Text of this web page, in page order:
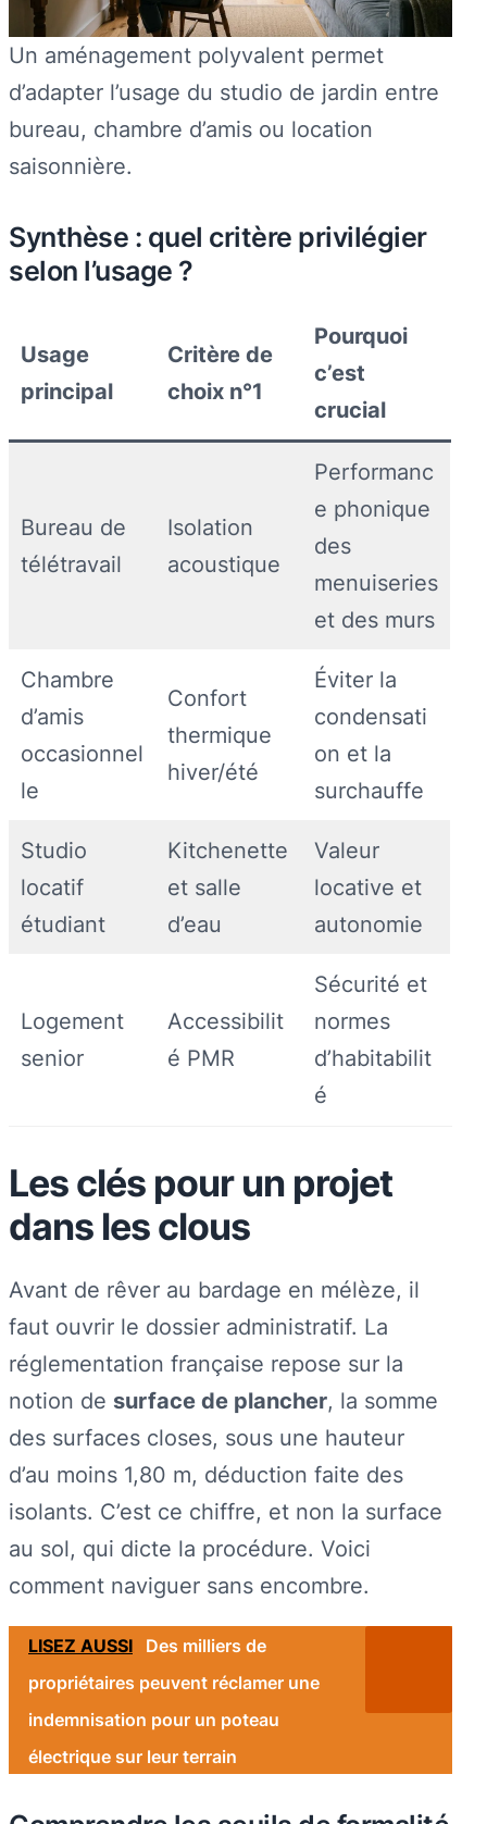
Un aménagement polyvalent permet
d’adapter l’usage du studio de jardin entre
bureau, chambre d’amis ou location
saisonnière.
Synthèse : quel critère privilégier
selon l’usage ?
Usage
principal
Critère de
choix n°1
Pourquoi
c’est
crucial
Bureau de
télétravail
Isolation
acoustique
Performanc
e phonique
des
menuiseries
et des murs
Chambre
d’amis
occasionnel
le
Confort
thermique
hiver/été
Éviter la
condensati
on et la
surchauffe
Studio
locatif
étudiant
Kitchenette
et salle
d’eau
Valeur
locative et
autonomie
Logement
senior
Accessibilit
é PMR
Sécurité et
normes
d’habitabilit
é
Les clés pour un projet
dans les clous
Avant de rêver au bardage en mélèze, il
faut ouvrir le dossier administratif. La
réglementation française repose sur la
notion de surface de plancher, la somme
des surfaces closes, sous une hauteur
d’au moins 1,80 m, déduction faite des
isolants. C’est ce chiffre, et non la surface
au sol, qui dicte la procédure. Voici
comment naviguer sans encombre.
LISEZ AUSSI
Des milliers de
propriétaires peuvent réclamer une
indemnisation pour un poteau
électrique sur leur terrain